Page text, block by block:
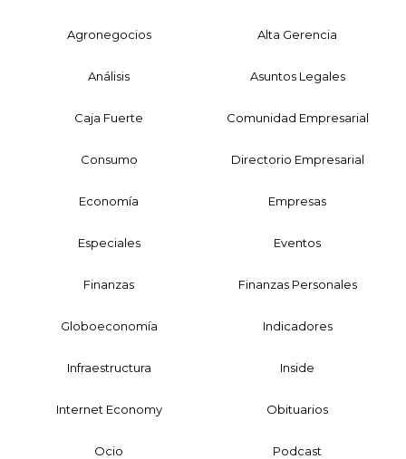
Agronegocios Alta Gerencia
Análisis Asuntos Legales
Caja Fuerte Comunidad Empresarial
Consumo Directorio Empresarial
Economía Empresas
Especiales Eventos
Finanzas Finanzas Personales
Globoeconomía Indicadores
Infraestructura Inside
Internet Economy Obituarios
Ocio Podcast